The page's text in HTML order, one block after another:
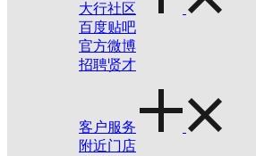
大行社区
百度贴吧
官方微博
招聘贤才
客户服务
附近门店